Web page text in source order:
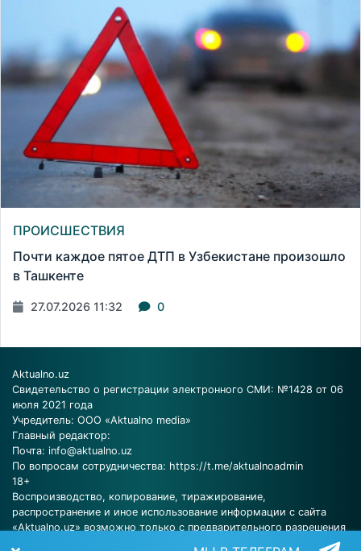
ПРОИСШЕСТВИЯ
Почти каждое пятое ДТП в Узбекистане произошло
в Ташкенте
27.07.2026 11:32 0
Aktualno.uz
Свидетельство о регистрации электронного СМИ: №1428 от 06
июля 2021 года
Учредитель: ООО «Aktualno media»
Главный редактор:
Почта: info@aktualno.uz
По вопросам сотрудничества: https://t.me/aktualnoadmin
18+
Воспроизводство, копирование, тиражирование,
распространение и иное использование информации с сайта
«Aktualno.uz» возможно только с предварительного разрешения